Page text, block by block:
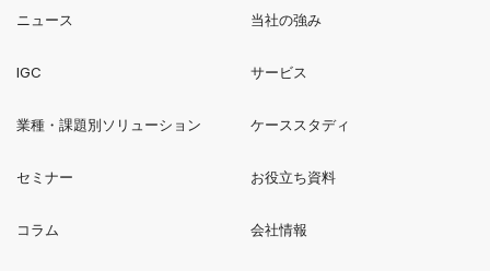
ニュース 当社の強み
IGC サービス
業種・課題別ソリューション ケーススタディ
セミナー お役立ち資料
コラム 会社情報